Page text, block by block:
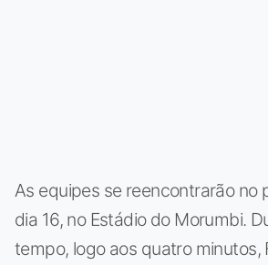
As equipes se reencontrarão no
dia 16, no Estádio do Morumbi.
tempo, logo aos quatro minutos,